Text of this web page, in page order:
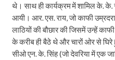
थे। साथ ही कार्यक्रम में शामिल के. के.
आयी। आर. एस. राय, जो काफी
लाठियों की बौछार की जिसमें उन्हें
के करीब ही बैठे थे और चारों ओर से घिरे
सीओ एन. के. सिंह (जो देवरिया में एक